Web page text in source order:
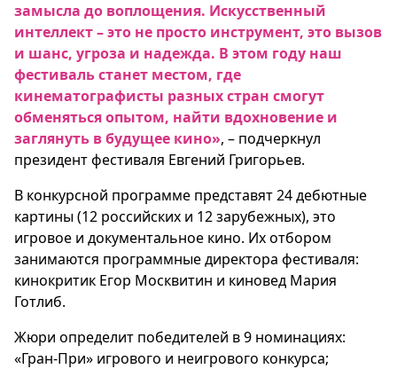
замысла до воплощения. Искусственный
интеллект – это не просто инструмент, это вызов
и шанс, угроза и надежда. В этом году наш
фестиваль станет местом, где
кинематографисты разных стран смогут
обменяться опытом, найти вдохновение и
заглянуть в будущее кино», – подчеркнул
президент фестиваля Евгений Григорьев.
В конкурсной программе представят 24 дебютные
картины (12 российских и 12 зарубежных), это
игровое и документальное кино. Их отбором
занимаются программные директора фестиваля:
кинокритик Егор Москвитин и киновед Мария
Готлиб.
Жюри определит победителей в 9 номинациях:
«Гран-При» игрового и неигрового конкурса;